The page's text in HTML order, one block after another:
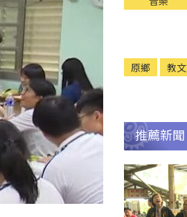
原鄉 教文
推薦新聞